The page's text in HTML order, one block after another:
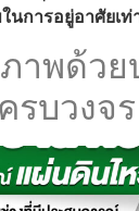
นการอยู่อาศัยเท่
พด้วย
รบวงจร